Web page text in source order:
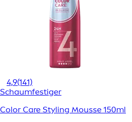
4,9(141)
Schaumfestiger
Color Care Styling Mousse 150ml